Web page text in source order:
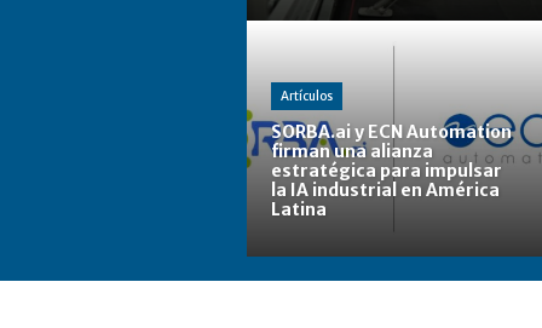
Artículos
SORBA.ai y ECN Automation
firman una alianza
estratégica para impulsar
la IA industrial en América
Latina